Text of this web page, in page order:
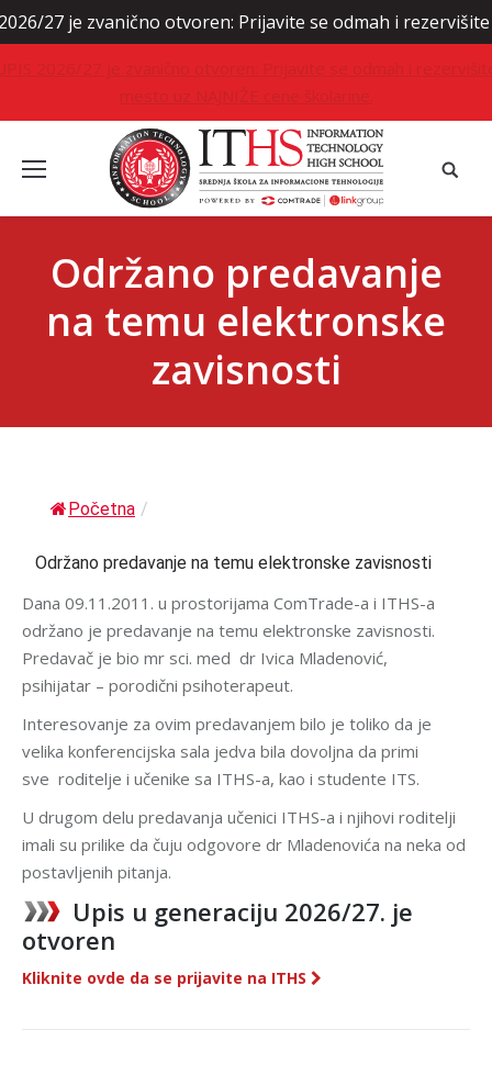
je zvanično otvoren: Prijavite se odmah i rezervišite
2026/27 je zvanično otvoren: Prijavite se odmah i
mesto uz NAJNIŽE cene školarine.
Održano predavanje
na temu elektronske
zavisnosti
Početna /
Održano predavanje na temu elektronske zavisnosti
Dana 09.11.2011. u prostorijama ComTrade-a i ITHS-a
održano je predavanje na temu elektronske zavisnosti.
Predavač je bio mr sci. med dr Ivica Mladenović,
psihijatar – porodični psihoterapeut.
Interesovanje za ovim predavanjem bilo je toliko da je
velika konferencijska sala jedva bila dovoljna da primi
sve roditelje i učenike sa ITHS-a, kao i studente ITS.
U drugom delu predavanja učenici ITHS-a i njihovi roditelji
imali su prilike da čuju odgovore dr Mladenovića na neka od
postavljenih pitanja.
Upis u generaciju 2026/27. je
otvoren
Kliknite ovde da se prijavite na ITHS